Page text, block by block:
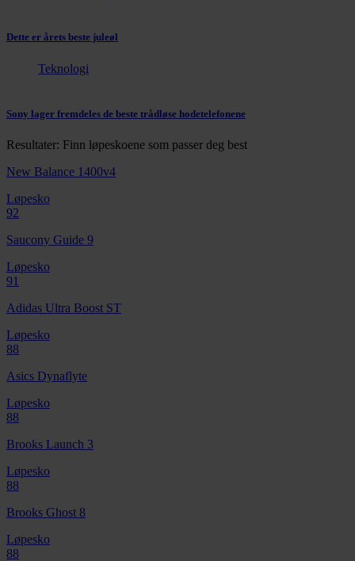
Dette er årets beste juleøl
Teknologi
Sony lager fremdeles de beste trådløse hodetelefonene
Resultater: Finn løpeskoene som passer deg best
New Balance 1400v4
Løpesko
92
Saucony Guide 9
Løpesko
91
Adidas Ultra Boost ST
Løpesko
88
Asics Dynaflyte
Løpesko
88
Brooks Launch 3
Løpesko
88
Brooks Ghost 8
Løpesko
88